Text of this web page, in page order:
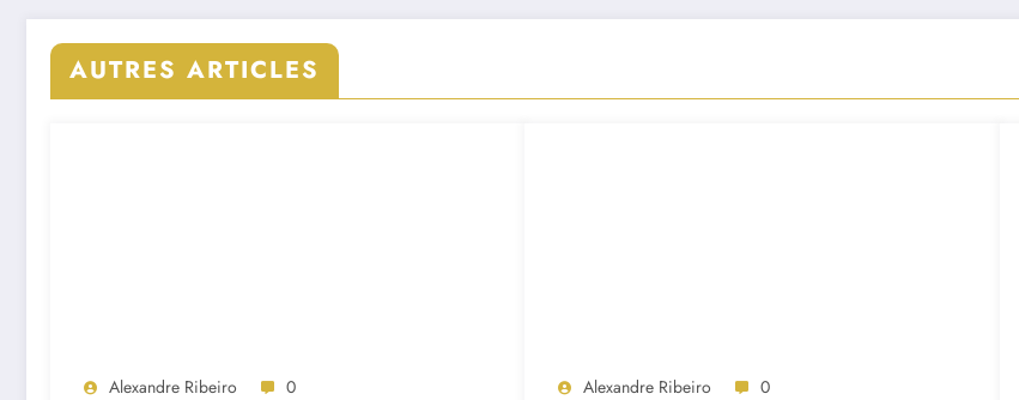
AUTRES ARTICLES
Alexandre Ribeiro 0 Alexandre Ribeiro 0